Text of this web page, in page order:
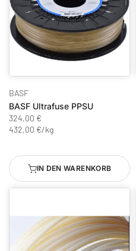
BASF
BASF Ultrafuse PPSU
324,00 €
432,00 €/kg
IN DEN WARENKORB